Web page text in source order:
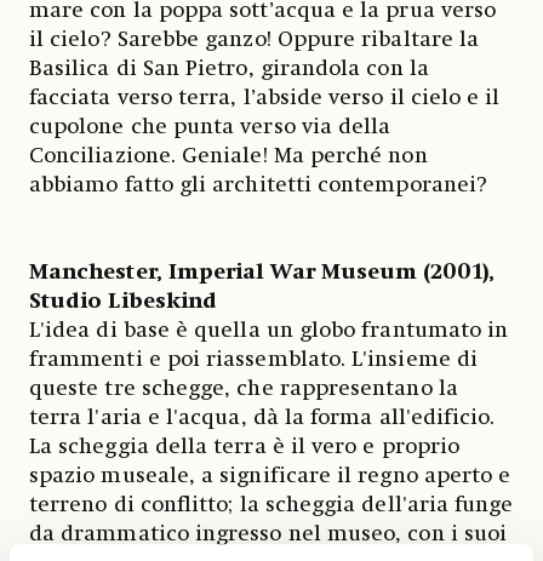
mare con la poppa sott’acqua e la prua verso
il cielo? Sarebbe ganzo! Oppure ribaltare la
Basilica di San Pietro, girandola con la
facciata verso terra, l’abside verso il cielo e il
cupolone che punta verso via della
Conciliazione. Geniale! Ma perché non
abbiamo fatto gli architetti contemporanei?
Manchester, Imperial War Museum (2001),
Studio Libeskind
L'idea di base è quella un globo frantumato in
frammenti e poi riassemblato. L'insieme di
queste tre schegge, che rappresentano la
terra l'aria e l'acqua, dà la forma all'edificio.
La scheggia della terra è il vero e proprio
spazio museale, a significare il regno aperto e
terreno di conflitto; la scheggia dell'aria funge
da drammatico ingresso nel museo, con i suoi